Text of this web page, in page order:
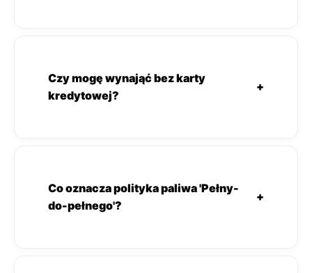
Czy mogę wynająć bez karty
kredytowej?
+
Co oznacza polityka paliwa 'Pełny-
do-pełnego'?
+